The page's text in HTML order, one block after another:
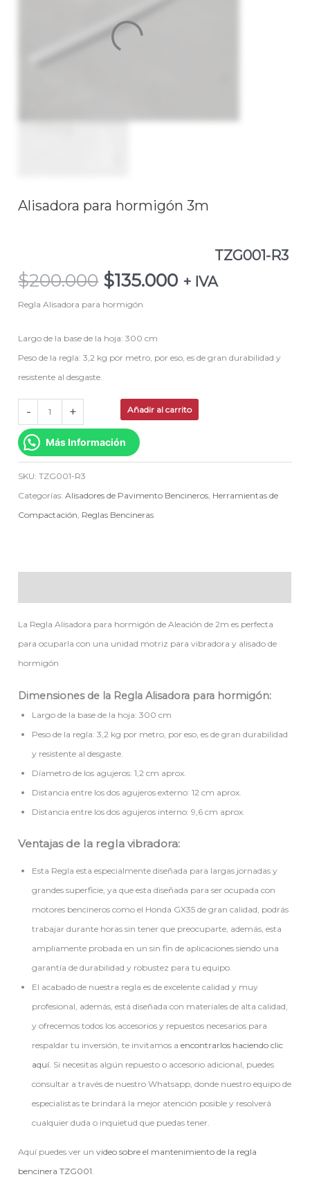
Alisadora para hormigón 3m
TZG001-R3
$200.000 $135.000 + IVA
Regla Alisadora para hormigón
Largo de la base de la hoja: 300 cm
Peso de la regla: 3,2 kg por metro, por eso, es de gran durabilidad y
resistente al desgaste.
- + Añadir al carrito
Más Información
SKU:TZG001-R3
Categorías:Alisadores de Pavimento Bencineros Herramientas de
Compactación Reglas Bencineras
La Regla Alisadora para hormigón de Aleación de 2m es perfecta
para ocuparla con una unidad motriz para vibradora y alisado de
hormigón
Dimensiones de la Regla Alisadora para hormigón:
Largo de la base de la hoja: 300 cm
Peso de la regla: 3,2 kg por metro, por eso, es de gran durabilidad
y resistente al desgaste.
Díametro de los agujeros: 1,2 cm aprox.
Distancia entre los dos agujeros externo: 12 cm aprox.
Distancia entre los dos agujeros interno: 9,6 cm aprox.
Ventajas de la regla vibradora:
Esta Regla esta especialmente diseñada para largas jornadas y
grandes superficie, ya que esta diseñada para ser ocupada con
motores bencineros como el Honda GX35 de gran calidad, podrás
trabajar durante horas sin tener que preocuparte, además, esta
ampliamente probada en un sin fin de aplicaciones siendo una
garantía de durabilidad y robustez para tu equipo.
El acabado de nuestra regla es de excelente calidad y muy
profesional, además, está diseñada con materiales de alta calidad,
y ofrecemos todos los accesorios y repuestos necesarios para
respaldar tu inversión, te invitamos a encontrarlos haciendo clic
aquí. Si necesitas algún repuesto o accesorio adicional, puedes
consultar a través de nuestro Whatsapp, donde nuestro equipo de
especialistas te brindará la mejor atención posible y resolverá
cualquier duda o inquietud que puedas tener.
Aquí puedes ver unvideo sobre el mantenimiento de la regla
bencinera TZG001.